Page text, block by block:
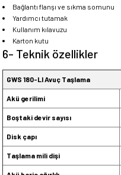
Bağlantı flanşı ve sıkma somunu
Yardımcı tutamak
Kullanım kılavuzu
Karton kutu
6- Teknik özellikler
GWS 180-LI Avuç Taşlama
Akü gerilimi
Boştaki devir sayısı
Disk çapı
Taşlama mili dişi